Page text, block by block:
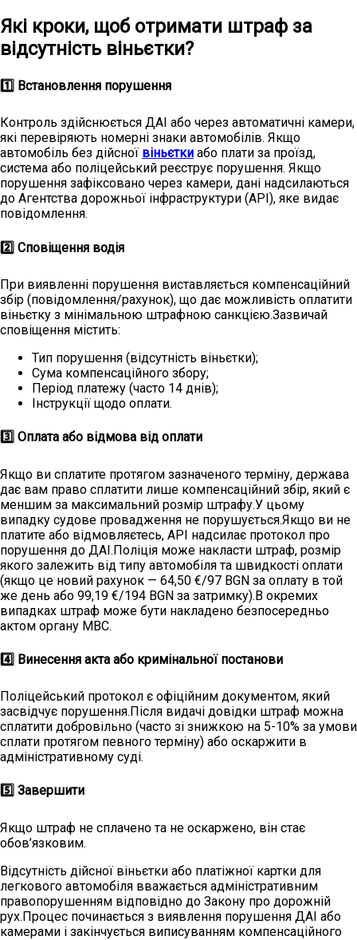
Які кроки, щоб отримати штраф за
відсутність віньєтки?
1️⃣ Встановлення порушення
Контроль здійснюється ДАІ або через автоматичні камери,
які перевіряють номерні знаки автомобілів. Якщо
автомобіль без дійсної віньєтки або плати за проїзд,
система або поліцейський реєструє порушення. Якщо
порушення зафіксовано через камери, дані надсилаються
до Агентства дорожньої інфраструктури (API), яке видає
повідомлення.
2️⃣ Сповіщення водія
При виявленні порушення виставляється компенсаційний
збір (повідомлення/рахунок), що дає можливість оплатити
віньєтку з мінімальною штрафною санкцією.Зазвичай
сповіщення містить:
Тип порушення (відсутність віньєтки);
Сума компенсаційного збору;
Період платежу (часто 14 днів);
Інструкції щодо оплати.
3️⃣ Оплата або відмова від оплати
Якщо ви сплатите протягом зазначеного терміну, держава
дає вам право сплатити лише компенсаційний збір, який є
меншим за максимальний розмір штрафу.У цьому
випадку судове провадження не порушується.Якщо ви не
платите або відмовляєтесь, API надсилає протокол про
порушення до ДАІ.Поліція може накласти штраф, розмір
якого залежить від типу автомобіля та швидкості оплати
(якщо це новий рахунок — 64,50 €/97 BGN за оплату в той
же день або 99,19 €/194 BGN за затримку).В окремих
випадках штраф може бути накладено безпосередньо
актом органу МВС.
4️⃣ Винесення акта або кримінальної постанови
Поліцейський протокол є офіційним документом, який
засвідчує порушення.Після видачі довідки штраф можна
сплатити добровільно (часто зі знижкою на 5-10% за умови
сплати протягом певного терміну) або оскаржити в
адміністративному суді.
5️⃣ Завершити
Якщо штраф не сплачено та не оскаржено, він стає
обов’язковим.
Відсутність дійсної віньєтки або платіжної картки для
легкового автомобіля вважається адміністративним
правопорушенням відповідно до Закону про дорожній
рух.Процес починається з виявлення порушення ДАІ або
камерами і закінчується виписуванням компенсаційного